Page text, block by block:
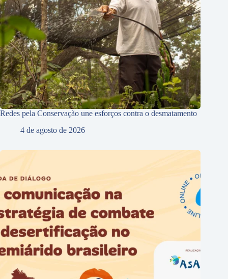
Redes pela Conservação une esforços contra o desmatamento
4 de agosto de 2026